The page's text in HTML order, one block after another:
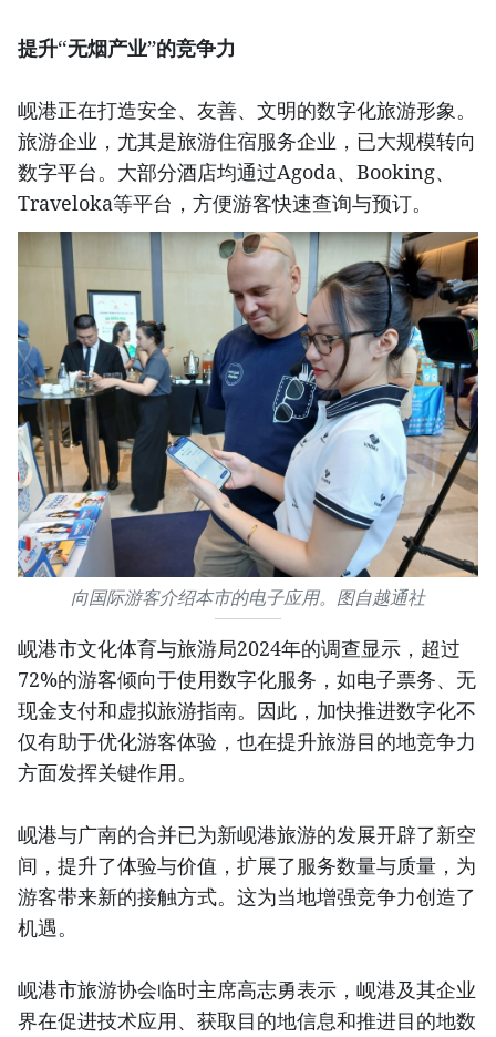
提升“无烟产业”的竞争力
岘港正在打造安全、友善、文明的数字化旅游形象。
旅游企业，尤其是旅游住宿服务企业，已大规模转向
数字平台。大部分酒店均通过Agoda、Booking、
Traveloka等平台，方便游客快速查询与预订。
向国际游客介绍本市的电子应用。图自越通社
岘港市文化体育与旅游局2024年的调查显示，超过
72%的游客倾向于使用数字化服务，如电子票务、无
现金支付和虚拟旅游指南。因此，加快推进数字化不
仅有助于优化游客体验，也在提升旅游目的地竞争力
方面发挥关键作用。
岘港与广南的合并已为新岘港旅游的发展开辟了新空
间，提升了体验与价值，扩展了服务数量与质量，为
游客带来新的接触方式。这为当地增强竞争力创造了
机遇。
岘港市旅游协会临时主席高志勇表示，岘港及其企业
界在促进技术应用、获取目的地信息和推进目的地数